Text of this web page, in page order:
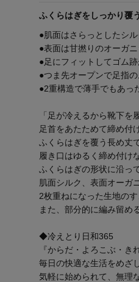
ふくらはぎをしっかり覆
●肌面はさらっとしたシ
●表面は甘撚りのオーガ
●足にフィットしてゴム
●つま先オープンで足指
●2重構造で薄手でもあっ
「足が冷えるから靴下
足首をあたためて締め付
ふくらはぎを覆う長め丈
履き口はゆるく締め付け
ふくらはぎの形状に沿っ
肌面シルク、表面オーガ
2枚重ねになった生地の
また、部分的に編み留め
◆冷えとり日和365
『からだ・よろこぶ・き
毎日の快適な生活をめざ
気軽に始められて、無理